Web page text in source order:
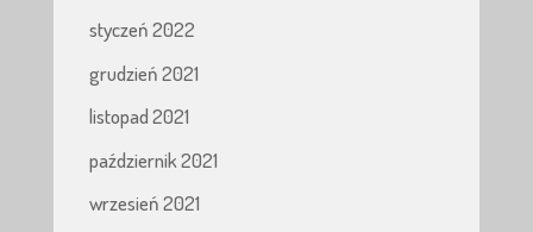
styczeń 2022
grudzień 2021
listopad 2021
październik 2021
wrzesień 2021